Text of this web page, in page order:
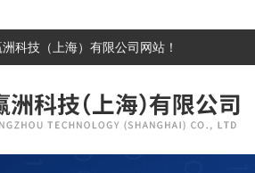
洲科技（上海）有限公司 网站！